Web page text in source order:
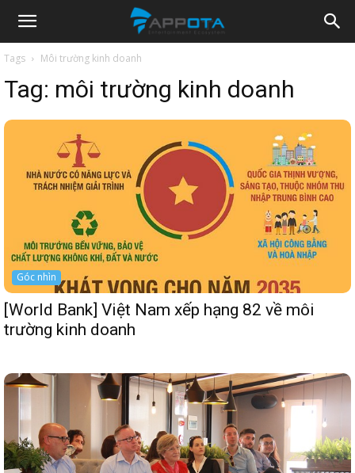
Appota
News
Tags Môi trường kinh doanh
Tag: môi trường kinh doanh
Góc nhìn
[World Bank] Việt Nam xếp hạng 82 về môi
trường kinh doanh